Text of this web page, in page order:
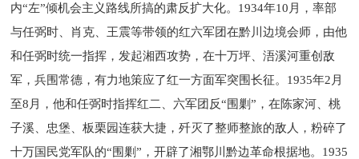
内“左”倾机会主义路线所搞的肃反扩大化。1934年10月，率部
与任弼时、肖克、王震等带领的红六军团在黔川边境会师，由他
和任弼时统一指挥，发起湘西攻势，在十万坪、浯溪河重创敌
军，兵围常德，有力地策应了红一方面军突围长征。1935年2月
至8月，他和任弼时指挥红二、六军团反“围剿”，在陈家河、桃
子溪、忠堡、板栗园连获大捷，歼灭了整师整旅的敌人，粉碎了
十万国民党军队的“围剿”，开辟了湘鄂川黔边革命根据地。1935